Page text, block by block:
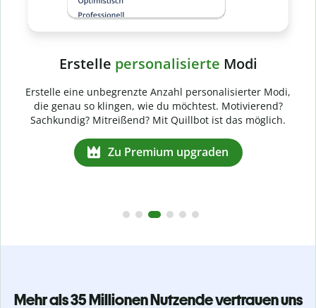
Modi,
Motivierend?
das möglich.
Mehr als 35 Millionen Nutzende vertrauen uns